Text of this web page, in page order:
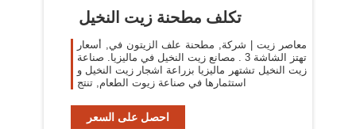
تكلف مطحنة زيت النخيل
معاصر زيت | شركة, مطحنة علف الزيتون في, أسعار
تهتز الشاشة 3 . مصانع زيت النخيل في ماليزيا. صناعة
زيت النخيل تشتهر ماليزيا بزراعة اشجار زيت النخيل و
استثمارها في صناعة زيوت الطعام, تنتج
احصل على السعر